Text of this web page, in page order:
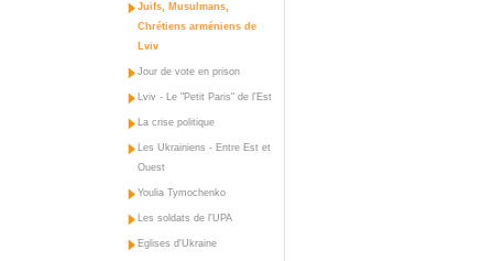
Juifs, Musulmans,
Chrétiens arméniens de
Lviv
Jour de vote en prison
Lviv - Le "Petit Paris" de l'Est
La crise politique
Les Ukrainiens - Entre Est et
Ouest
Youlia Tymochenko
Les soldats de l'UPA
Eglises d'Ukraine